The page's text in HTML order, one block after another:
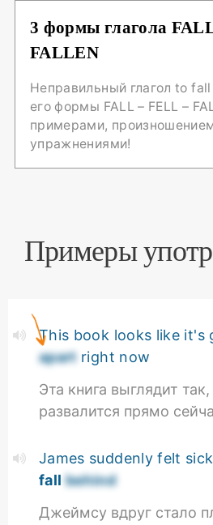
3 формы глагола
FALLEN
Неправильный глагол to
его формы FALL – FELL –
примерами,
упражнениями!
Примеры
This book looks like it's
apartright now
Эта книга выглядит
развалится прямо
James suddenly felt
fallbehind
Джеймсу вдруг стало